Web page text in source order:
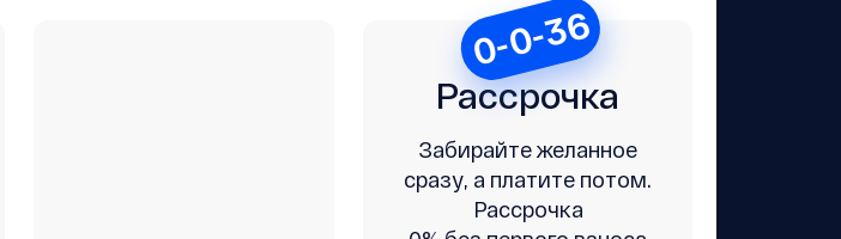
0-0-36
Рассрочка
Забирайте желанное
сразу, а платите потом.
Рассрочка